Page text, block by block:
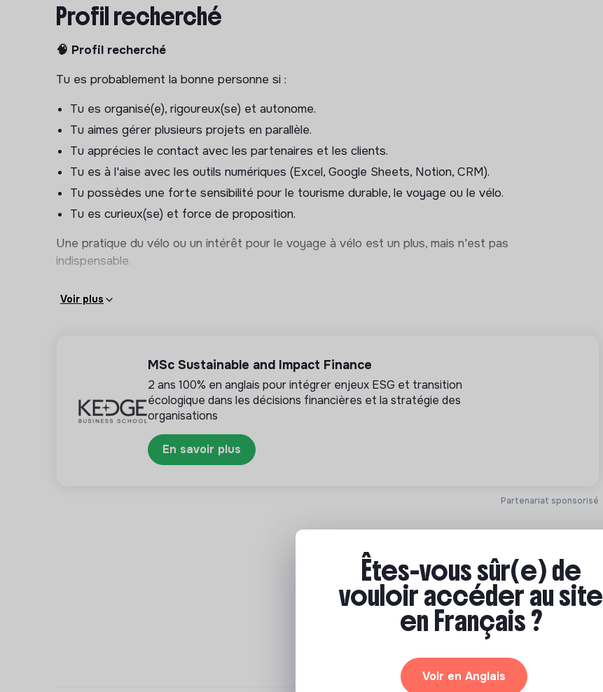
Participer à la création de nouveaux séjours et itinéraires à vélo.
Construire les programmes détaillés des voyages.
Vérifier la faisabilité opérationnelle des itinéraires.
2️⃣ Gestion des réservations et coordination
Réaliser les réservations auprès des partenaires.
Assurer le suivi des dossiers clients avant le départ.
Vérifier la disponibilité des prestations.
Coordonner les différents intervenants d'un voyage (hébergements, transporteurs,
Anticiper et résoudre les éventuels imprévus.
Contribuer à la structuration de la base de données partenaires.
4️⃣ Développement de l'offre DolceVia
Réaliser des études sur de nouveaux itinéraires cyclables.
Participer aux repérages terrain lorsque nécessaire.
Profil recherché
🧠 Profil recherché
Tu es probablement la bonne personne si :
Tu es organisé(e), rigoureux(se) et autonome.
Tu aimes gérer plusieurs projets en parallèle.
Tu apprécies le contact avec les partenaires et les clients.
Tu es à l'aise avec les outils numériques (Excel, Google Sheets, Notion, CRM).
Tu possèdes une forte sensibilité pour le tourisme durable, le voyage ou le vélo.
Tu es curieux(se) et force de proposition.
Une pratique du vélo ou un intérêt pour le voyage à vélo est un plus, mais n'est pas
indispensable.
Voir plus
Partenariat sponsorisé
MSc Sustainable and Impact Finance
2 ans 100% en anglais pour intégrer enjeux ESG et transition
écologique dans les décisions financières et la stratégie des
organisations
En savoir plus
Êtes-vous sûr(e) de
vouloir accéder au site
en Français ?
Voir en Anglais